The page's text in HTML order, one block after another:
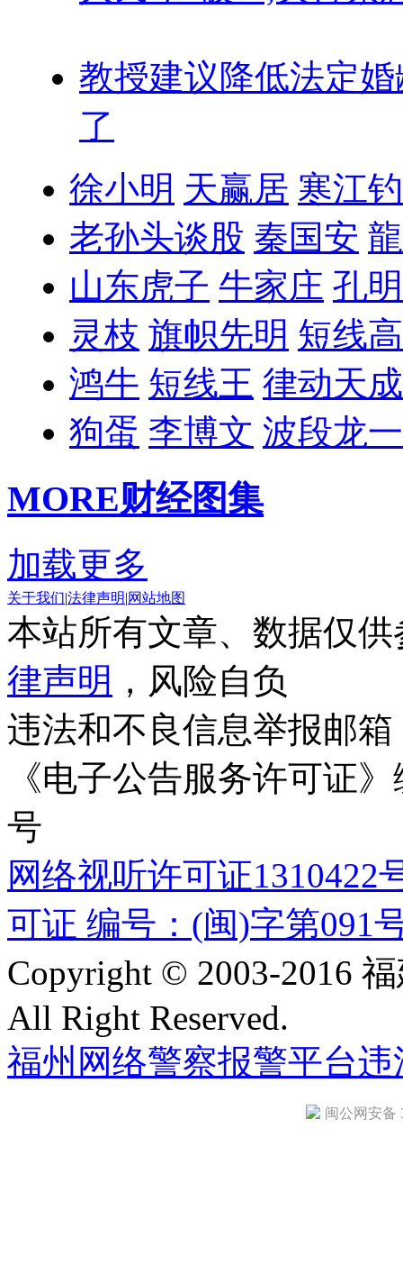
教授建议降低法定婚
了
徐小明 天赢居 寒江
老孙头谈股 秦国安
山东虎子 牛家庄 孔
灵枝 旗帜先明 短线
鸿牛 短线王 律动天成
狗蛋 李博文 波段龙一
MORE财经图集
加载更多
关于我们|法律声明|网站地图
本站所有文章、数据仅
律声明 ，风险自负
违法和不良信息举报邮箱
《电子公告服务许可证
号
网络视听许可证1310422
可证 编号：(闽)字第091
Copyright © 2003-2016
All Right Reserved.
福州网络警察报警平台违
闽公网安备